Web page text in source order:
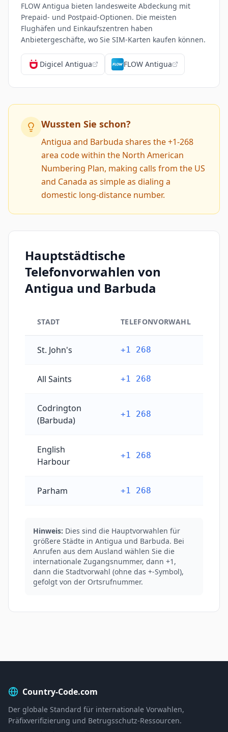
FLOW Antigua bieten landesweite Abdeckung mit
Prepaid- und Postpaid-Optionen. Die meisten
Flughäfen und Einkaufszentren haben
Anbietergeschäfte, wo Sie SIM-Karten kaufen können.
Digicel Antigua FLOW Antigua
Wussten Sie schon?
Antigua and Barbuda shares the +1-268
area code within the North American
Numbering Plan, making calls from the US
and Canada as simple as dialing a
domestic long-distance number.
Hauptstädtische
Telefonvorwahlen von
Antigua und Barbuda
STADT TELEFONVORWAHL
St. John's +1 268
All Saints +1 268
Codrington
(Barbuda)
+1 268
English
Harbour
+1 268
Parham +1 268
Hinweis: Dies sind die Hauptvorwahlen für
größere Städte in Antigua und Barbuda. Bei
Anrufen aus dem Ausland wählen Sie die
internationale Zugangsnummer, dann +1,
dann die Stadtvorwahl (ohne das +-Symbol),
gefolgt von der Ortsrufnummer.
Country-Code.com
Der globale Standard für internationale Vorwahlen,
Präfixverifizierung und Betrugsschutz-Ressourcen.